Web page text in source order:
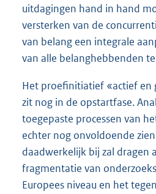
uitdagingen hand in hand
versterken van de
van belang een integrale
van alle belanghebbenden
Het proefinitiatief «actief en
zit nog in de opstartfase.
toegepaste processen van
echter nog onvoldoende
daadwerkelijk bij zal dragen
fragmentatie van
Europees niveau en het